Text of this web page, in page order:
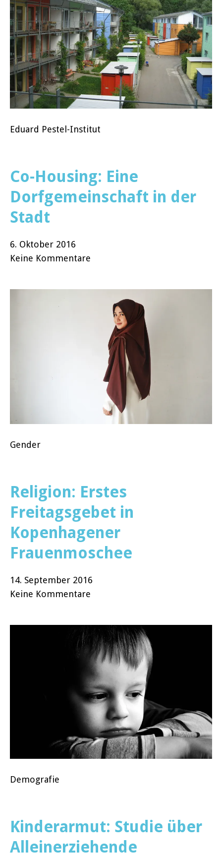
Eduard Pestel-Institut
Co-Housing: Eine
Dorfgemeinschaft in der
Stadt
6. Oktober 2016
Keine Kommentare
Gender
Religion: Erstes
Freitagsgebet in
Kopenhagener
Frauenmoschee
14. September 2016
Keine Kommentare
Demografie
Kinderarmut: Studie über
Alleinerziehende